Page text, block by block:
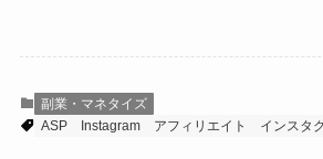
副業・マネタイズ
ASP
Instagram アフィリエイト インスタ